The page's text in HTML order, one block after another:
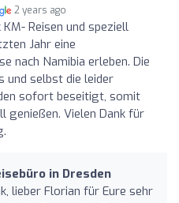
2 years ago
KM- Reisen und speziell
Jahr eine
nach Namibia erleben. Die
und selbst die leider
sofort beseitigt, somit
genießen. Vielen Dank für
in Dresden
lieber Florian für Eure sehr